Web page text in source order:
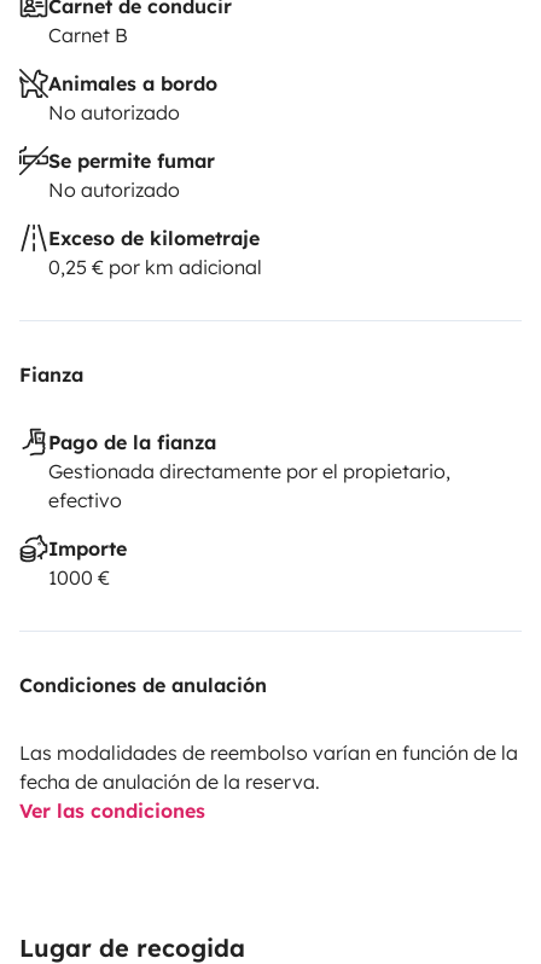
Carnet de conducir
Carnet B
Animales a bordo
No autorizado
Se permite fumar
No autorizado
Exceso de kilometraje
0,25 € por km adicional
Fianza
Pago de la fianza
Gestionada directamente por el propietario,
efectivo
Importe
1000 €
Condiciones de anulación
Las modalidades de reembolso varían en función de la
fecha de anulación de la reserva.
Ver las condiciones
Lugar de recogida